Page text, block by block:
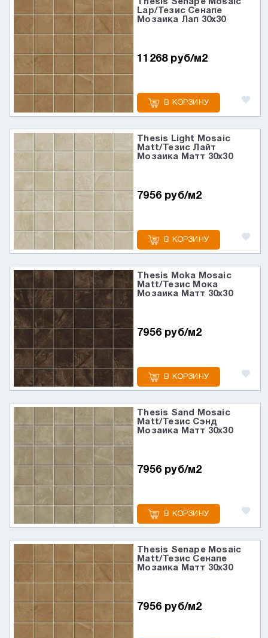
Thesis Senape Mosaic
Lap/Тезис Сенапе
Мозаика Лап 30x30
11268 руб/м2
В КОРЗИНУ
Thesis Light Mosaic
Matt/Тезис Лайт
Мозаика Матт 30x30
7956 руб/м2
В КОРЗИНУ
Thesis Moka Mosaic
Matt/Тезис Мока
Мозаика Матт 30x30
7956 руб/м2
В КОРЗИНУ
Thesis Sand Mosaic
Matt/Тезис Сэнд
Мозаика Матт 30x30
7956 руб/м2
В КОРЗИНУ
Thesis Senape Mosaic
Matt/Тезис Сенапе
Мозаика Матт 30x30
7956 руб/м2